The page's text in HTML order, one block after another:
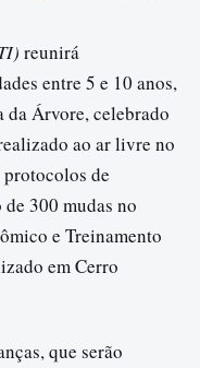
reunirá
entre 5 e 10 anos,
da Árvore, celebrado
ao ar livre no
de
300 mudas no
e Treinamento
em Cerro
que serão